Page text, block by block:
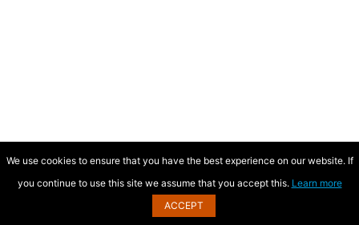
We use cookies to ensure that you have the best experience on our website. If
you continue to use this site we assume that you accept this. Learn more
ACCEPT